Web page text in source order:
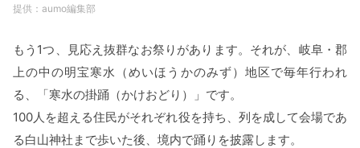
aumo編集部
もう1つ、見応え抜群なお祭りがあります。それが、岐阜・郡
上の中の明宝寒水（めいほうかのみず）地区で毎年行われ
る、「寒水の掛踊（かけおどり）」です。
100人を超える住民がそれぞれ役を持ち、列を成して会場であ
る白山神社まで歩いた後、境内で踊りを披露します。